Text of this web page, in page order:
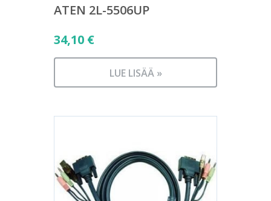
ATEN 2L-5506UP
34,10 €
LUE LISÄÄ »